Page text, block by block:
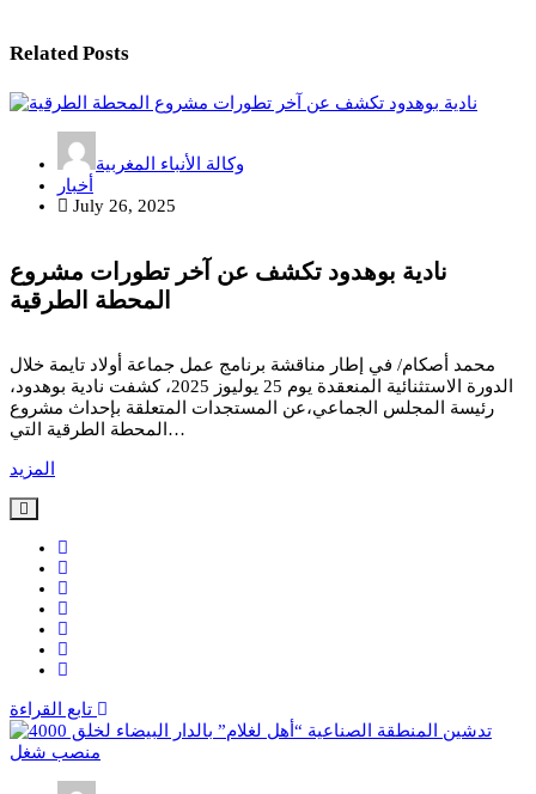
Related Posts
وكالة الأنباء المغربية
أخبار
July 26, 2025
نادية بوهدود تكشف عن آخر تطورات مشروع
المحطة الطرقية
محمد أصكام/ في إطار مناقشة برنامج عمل جماعة أولاد تايمة خلال
الدورة الاستثنائية المنعقدة يوم 25 يوليوز 2025، كشفت نادية بوهدود،
رئيسة المجلس الجماعي،عن المستجدات المتعلقة بإحداث مشروع
المحطة الطرقية التي…
المزيد